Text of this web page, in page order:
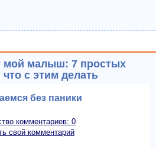
мой малыш: 7 простых
с этим делать
без паники
комментариев: 0
свой комментарий